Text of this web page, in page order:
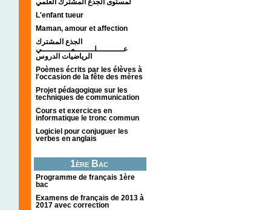
L'enfant tueur
Maman, amour et affection
الجذع المشترك
عـــــــــــلــــــــمــــــــــــي
الرياضيات الدروس
Poèmes écrits par les élèves à
l'occasion de la fête des mères
Projet pédagogique sur les
techniques de communication
Cours et exercices en
informatique le tronc commun
Logiciel pour conjuguer les
verbes en anglais
1ère Bac
Programme de français 1ère
bac
Examens de français de 2013 à
2017 avec correction